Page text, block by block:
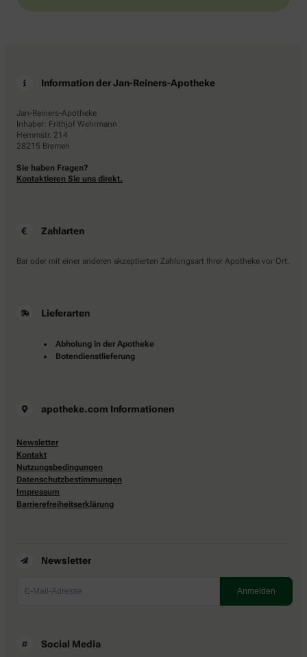
Information der Jan-Reiners-Apotheke
Jan-Reiners-Apotheke
Inhaber: Frithjof Wehrmann
Hemmstr. 214
28215 Bremen
Sie haben Fragen?
Kontaktieren Sie uns direkt.
Zahlarten
Bar oder mit einer anderen akzeptierten Zahlungsart Ihrer Apotheke vor Ort.
Lieferarten
Abholung in der Apotheke
Botendienstlieferung
apotheke.com Informationen
Newsletter
Kontakt
Nutzungsbedingungen
Datenschutzbestimmungen
Impressum
Barrierefreiheitserklärung
Newsletter
Social Media